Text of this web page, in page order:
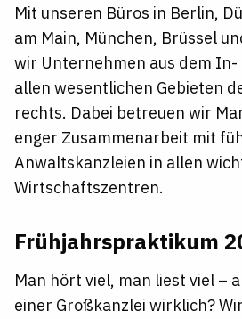
Mit unseren Büros in Berlin,
am Main, München, Brüssel
wir Unternehmen aus dem In-
allen wesentlichen Gebieten
rechts. Dabei betreuen wir
enger Zusammenarbeit mit
Anwaltskanzleien in allen
Wirtschaftszentren.
Frühjahrspraktikum
Man hört viel, man liest viel –
einer Großkanzlei wirklich?